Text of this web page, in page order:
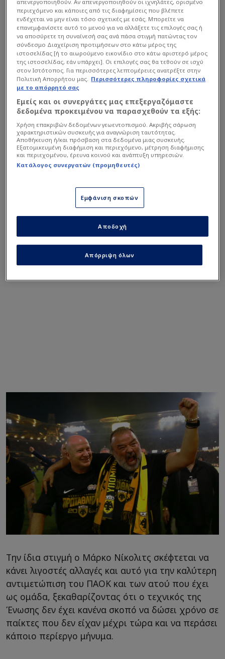
Επεσήμανε ότι μετά και την κατάκτηση του
τίτλου του πρωταθλητή δεν σημαίνει ότι δεν
υπάρχει κίνητρο για την ομάδα καθώς οι πάντες
επιθυμούν να τελειώσει τις υποχρεώσεις της με
το κύρος της πρωταθλήτρίας ομάδας.
Διαβάστε επίσης...
Μάνταλος: «Απόψε θα
κοιμηθείτε πρωταθλητές»
(ΒΙΝΤΕΟ)
«Το θέμα είναι το πόσο συγκεντρωμένη είναι η
ομάδα», σχολίασε αν και πρόσθεσε ότι δεν
υπάρχουν μηνύματα τα οποία δείχνουν να μην
υπάρχει συγκέντρωση.
Την ίδια στιγμή ο Μάρκο Νίκολιτς σκέφτεται να
κάνει λιγοστές αλλαγές και αυτό για την καλύτερη
αντιμετώπιση του ΠΑΟΚ και των ατού που έχει
ως ομάδα, ξεκαθαρίζοντας ότι ο τεχνικός της
Ένωσης δεν έχει κανένα σκοπό να δώσει χρόνο σε
παίκτες που δεν είχαν μέχρι τώρα και να περάσει
κάποιο περίεργο μήνυμα.
απενεργοποιηθούν. Αν απενεργοποιηθούν οι ιχνηλάτες, ορισμένο
περιεχόμενο και κάποιες από τις διαφημίσεις που βλέπετε
ενδέχεται να μην είναι τόσο σχετικές με εσάς. Μπορείτε να
επανεμφανίσετε αυτό το μενού για να αλλάξετε τις επιλογές σας ή
να αποσύρετε τη συναίνεσή σας ανά πάσα στιγμή πατώντας τον
σύνδεσμο Διαχείριση προτιμήσεων στο κάτω μέρος της
ιστοσελίδας [ή το αιωρούμενο εικονίδιο στο κάτω αριστερό μέρος
της ιστοσελίδας, εάν υπάρχει]. Οι επιλογές σας θα τεθούν σε ισχύ
στον Ιστότοπος. Για περισσότερες λεπτομέρειες ανατρέξτε στην
Πολιτική Απορρήτου μας. Περισσότερες πληροφορίες σχετικά
με το απόρρητό σας
Εμείς και οι συνεργάτες μας επεξεργαζόμαστε
δεδομένα προκειμένου να παρασχεθούν τα εξής:
Χρήση επακριβών δεδομένων γεωεντοπισμού. Ακριβής σάρωση
χαρακτηριστικών συσκευής για αναγνώριση ταυτότητας.
Αποθήκευση ή/και πρόσβαση στα δεδομένα μιας συσκευής.
Εξατομικευμένη διαφήμιση και περιεχόμενο, μέτρηση διαφήμισης
και περιεχομένου, έρευνα κοινού και ανάπτυξη υπηρεσιών.
Κατάλογος συνεργατών (προμηθευτές)
Εμφάνιση σκοπών
Απόρριψη όλων
Αποδοχή